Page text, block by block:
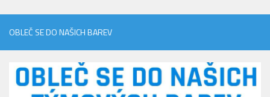
OBLEČ SE DO NAŠICH BAREV